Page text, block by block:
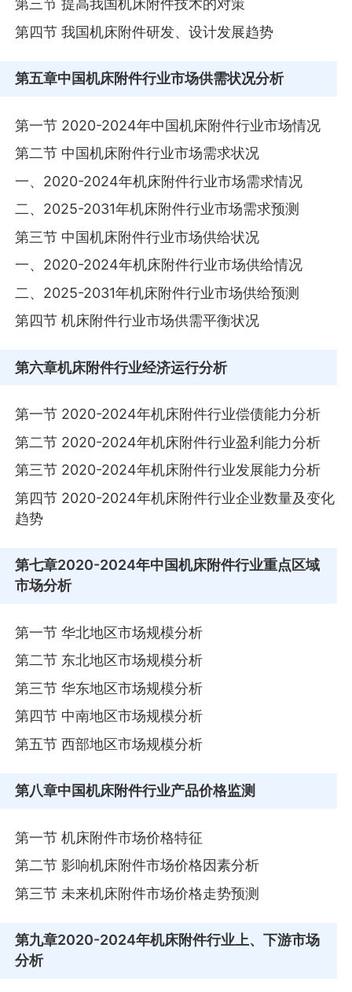
第三节 提高我国机床附件技术的对策
第四节 我国机床附件研发、设计发展趋势
第五章中国机床附件行业市场供需状况分析
第一节 2020-2024年中国机床附件行业市场情况
第二节 中国机床附件行业市场需求状况
一、2020-2024年机床附件行业市场需求情况
二、2025-2031年机床附件行业市场需求预测
第三节 中国机床附件行业市场供给状况
一、2020-2024年机床附件行业市场供给情况
二、2025-2031年机床附件行业市场供给预测
第四节 机床附件行业市场供需平衡状况
第六章机床附件行业经济运行分析
第一节 2020-2024年机床附件行业偿债能力分析
第二节 2020-2024年机床附件行业盈利能力分析
第三节 2020-2024年机床附件行业发展能力分析
第四节 2020-2024年机床附件行业企业数量及变化
趋势
第七章2020-2024年中国机床附件行业重点区域
市场分析
第一节 华北地区市场规模分析
第二节 东北地区市场规模分析
第三节 华东地区市场规模分析
第四节 中南地区市场规模分析
第五节 西部地区市场规模分析
第八章中国机床附件行业产品价格监测
第一节 机床附件市场价格特征
第二节 影响机床附件市场价格因素分析
第三节 未来机床附件市场价格走势预测
第九章2020-2024年机床附件行业上、下游市场
分析